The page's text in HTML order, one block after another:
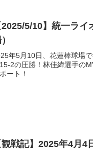
2025/5/10】統一ラ
年5月10日、花蓮棒球場
2の圧勝！林佳緯選手の
ート！
観戦記】2025年4月